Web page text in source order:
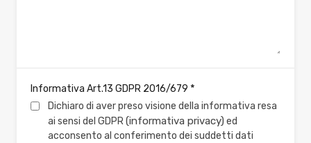
Informativa Art.13 GDPR 2016/679 *
Dichiaro di aver preso visione della informativa resa
ai sensi del GDPR(informativa privacy) ed
acconsento al conferimento dei suddetti dati